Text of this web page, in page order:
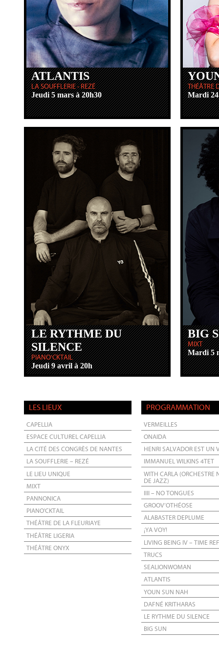
ATLANTIS
LA SOUFFLERIE - REZÉ
Jeudi 5 mars à 20h30
THÉÂTRE
Mardi 24
LE RYTHME DU
SILENCE
PIANO'CKTAIL
Jeudi 9 avril à 20h
BIG
MIXT
Mardi 5
LES LIEUX
CAPELLIA
ESPACE CULTUREL CAPELLIA
LA CITÉ DES CONGRÈS DE NANTES
LA SOUFFLERIE – REZÉ
LE LIEU UNIQUE
MIXT
PANNONICA
PIANO'CKTAIL
THÉÂTRE DE LA FLEURIAYE
THÉÂTRE LIGERIA
THÉÂTRE ONYX
PROGRAMMATION
VERMEILLES
ONAIDA
HENRI SALVADOR EST UN
IMMANUEL WILKINS 4TET
WITH CARLA (ORCHESTRE
DE JAZZ)
IIII – NO TONGUES
GROOV’OTHÉOSE
ALABASTER DEPLUME
¡YA VOY!
LIVING BEING IV – TIME
TRUCS
SEALIONWOMAN
ATLANTIS
YOUN SUN NAH
DAFNÉ KRITHARAS
LE RYTHME DU SILENCE
BIG SUN